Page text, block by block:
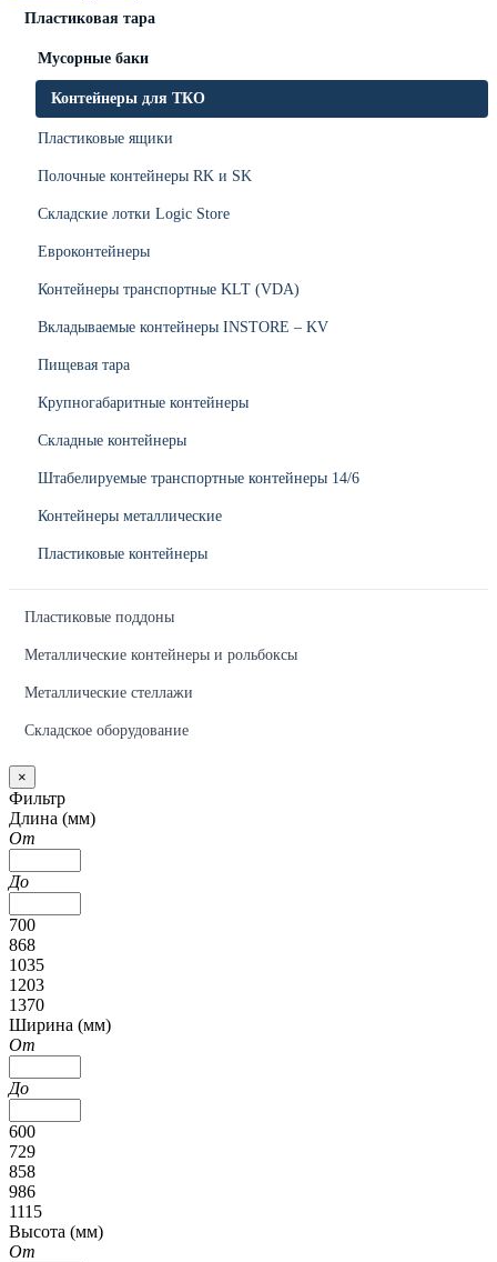
Пластиковая тара
Мусорные баки
Контейнеры для ТКО
Пластиковые ящики
Полочные контейнеры RK и SK
Складские лотки Logic Store
Евроконтейнеры
Контейнеры транспортные KLT (VDA)
Вкладываемые контейнеры INSTORE – KV
Пищевая тара
Крупногабаритные контейнеры
Складные контейнеры
Штабелируемые транспортные контейнеры 14/6
Контейнеры металлические
Пластиковые контейнеры
Пластиковые поддоны
Металлические контейнеры и рольбоксы
Металлические стеллажи
Складское оборудование
×
Фильтр
Длина (мм)
От
До
700
868
1035
1203
1370
Ширина (мм)
От
До
600
729
858
986
1115
Высота (мм)
От